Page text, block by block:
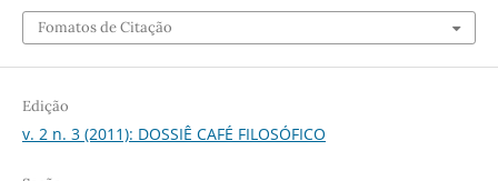
Fomatos de Citação
Edição
v. 2 n. 3 (2011): DOSSIÊ CAFÉ FILOSÓFICO